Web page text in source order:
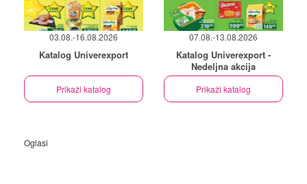
03.08.-16.08.2026
Katalog Univerexport
Prikaži katalog
07.08.-13.08.2026
Katalog Univerexport -
Nedeljna akcija
Prikaži katalog
Oglasi